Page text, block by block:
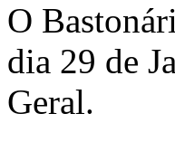
O
dia 29 de
Geral.